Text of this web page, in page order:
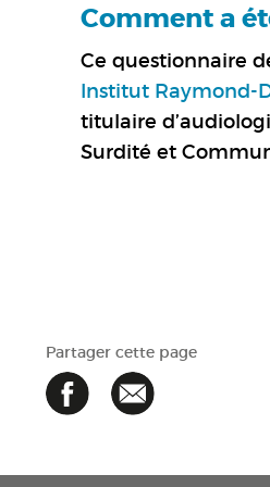
Comment a
Ce questionnaire
Institut Raymond-
titulaire
Surdité et
Partager cette page